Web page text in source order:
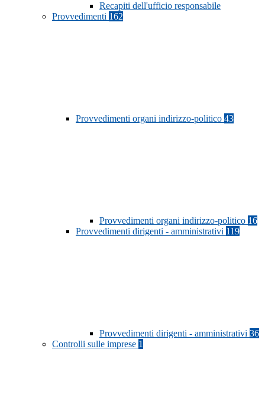
Recapiti dell'ufficio responsabile
Provvedimenti 162
Provvedimenti organi indirizzo-politico 43
Provvedimenti organi indirizzo-politico 16
Provvedimenti dirigenti - amministrativi 119
Provvedimenti dirigenti - amministrativi 36
Controlli sulle imprese 1